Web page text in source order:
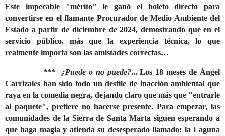
Este impecable "mérito" le ganó el boleto directo para
convertirse en el flamante Procurador de Medio Ambiente del
Estado a partir de diciembre de 2024, demostrando que en el
servicio público, más que la experiencia técnica, lo que
realmente importa son las amistades correctas…
*** ¿Puede o no puede?... Los 18 meses de Ángel
Carrizales han sido todo un desfile de inacción ambiental que
raya en la comedia negra, dejando claro que más que "entrarle
al paquete", prefiere no hacerse presente. Para empezar, las
comunidades de la Sierra de Santa Marta siguen esperando a
que haga magia y atienda su desesperado llamado: la Laguna